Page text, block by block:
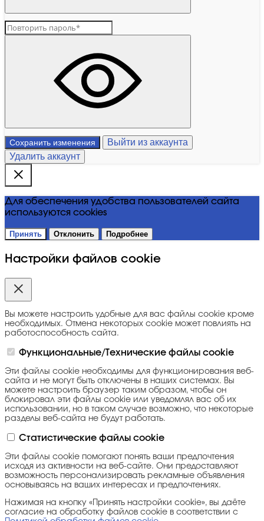
Сохранить изменения
Выйти из аккаунта
Удалить аккаунт
Для обеспечения удобства пользователей сайта
используются cookies
Принять Отклонить Подробнее
Настройки файлов cookie
Вы можете настроить удобные для вас файлы cookie кроме
необходимых. Отмена некоторых cookie может повлиять на
работоспособность сайта.
Функциональные/Технические файлы cookie
Эти файлы cookie необходимы для функционирования веб-
сайта и не могут быть отключены в наших системах. Вы
можете настроить браузер таким образом, чтобы он
блокировал эти файлы cookie или уведомлял вас об их
использовании, но в таком случае возможно, что некоторые
разделы веб-сайта не будут работать.
Статистические файлы cookie
Эти файлы cookie помогают понять ваши предпочтения
исходя из активности на веб-сайте. Они предоставляют
возможность персонализировать рекламные объявления
основываясь на ваших интересах и предпочтениях.
Нажимая на кнопку «Принять настройки cookie», вы даёте
согласие на обработку файлов cookie в соответствии с